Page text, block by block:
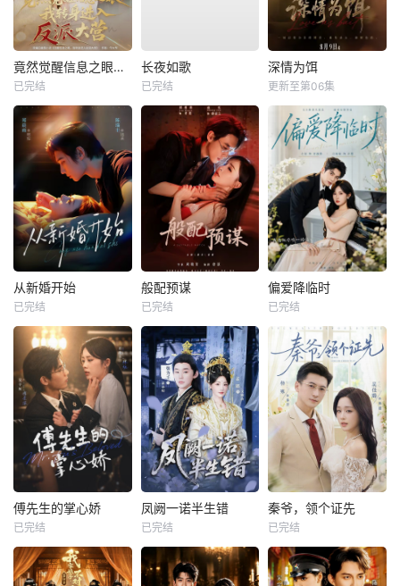
竟然觉醒信息之眼，我转身进入反派大营
已完结
长夜如歌
已完结
深情为饵
更新至第06集
从新婚开始
已完结
般配预谋
已完结
偏爱降临时
已完结
傅先生的掌心娇
已完结
凤阙一诺半生错
已完结
秦爷，领个证先
已完结